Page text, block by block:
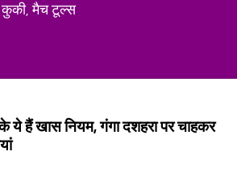
कुकी, मैच टूल्स
हैं खास नियम, गंगा दशहरा पर चाहकर